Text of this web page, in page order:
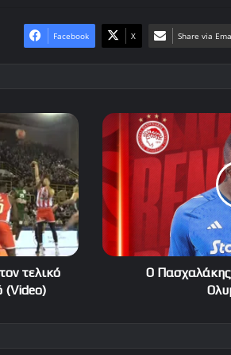
Facebook X Share via
τελικό
(Video)
Ο
Πασχαλάκης
ανανέωσε
με
τον
Ολυμπιακό
Ο